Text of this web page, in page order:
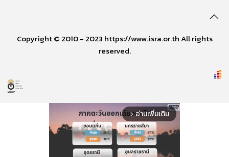
Copyright © 2010 - 2023 https://www.isra.or.th All rights
reserved.
arrow_forward_ios อ่านเพิ่มเติม